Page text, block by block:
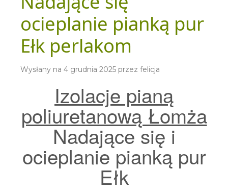
ocieplanie pianką pur
Ełk perlakom
Wysłany na 4 grudnia 2025 przez felicja
Izolacje pianą
poliuretanową Łomża
Nadające się i
ocieplanie pianką pur
Ełk